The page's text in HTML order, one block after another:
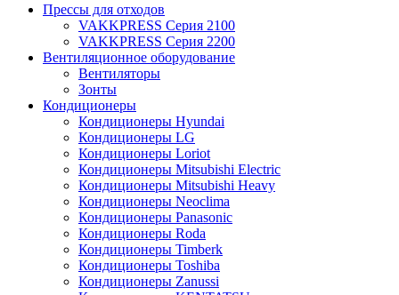
Прессы для отходов
VAKKPRESS Серия 2100
VAKKPRESS Серия 2200
Вентиляционное оборудование
Вентиляторы
Зонты
Кондиционеры
Кондиционеры Hyundai
Кондиционеры LG
Кондиционеры Loriot
Кондиционеры Mitsubishi Electric
Кондиционеры Mitsubishi Heavy
Кондиционеры Neoclima
Кондиционеры Panasonic
Кондиционеры Roda
Кондиционеры Timberk
Кондиционеры Toshiba
Кондиционеры Zanussi